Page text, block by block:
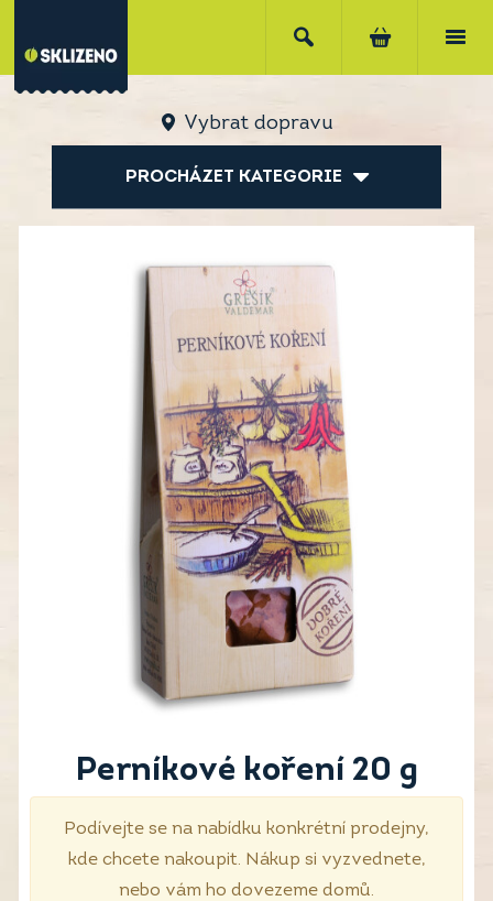
Vybrat dopravu
PROCHÁZET KATEGORIE
Perníkové koření 20 g
Podívejte se na nabídku konkrétní prodejny,
kde chcete nakoupit. Nákup si vyzvednete,
nebo vám ho dovezeme domů.